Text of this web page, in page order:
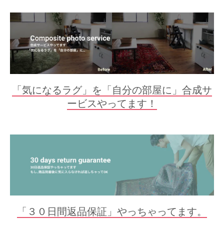
「気になるラグ」を「自分の部屋に」合成サ
ービスやってます！
「３０日間返品保証」やっちゃってます。